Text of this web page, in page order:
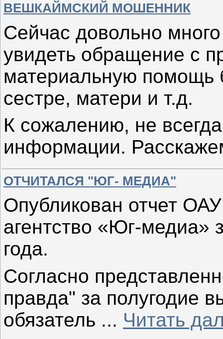
ВЕШКАЙМСКИЙ МОШЕННИК
Сейчас довольно
увидеть обращение с
материальную помощь
сестре, матери и т.д.
К сожалению, не
информации.
ОТЧИТАЛСЯ "ЮГ- МЕДИА"
Опубликован отчет
агентство «Юг-медиа»
года.
Согласно
правда" за полугодие
обязатель ... Читать